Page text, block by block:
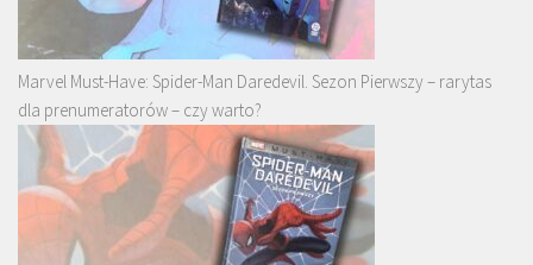
Marvel Must-Have: Spider-Man Daredevil. Sezon Pierwszy – rarytas
dla prenumeratorów – czy warto?